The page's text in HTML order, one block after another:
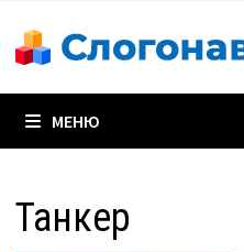
содержимому
МЕНЮ
Танкер